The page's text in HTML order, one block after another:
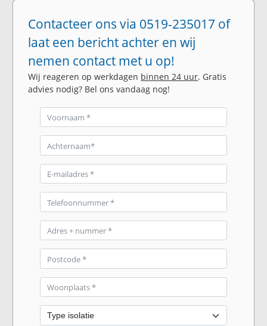
Contacteer ons via 0519-235017 of
laat een bericht achter en wij
nemen contact met u op!
Wij reageren op werkdagen binnen 24 uur. Gratis
advies nodig? Bel ons vandaag nog!